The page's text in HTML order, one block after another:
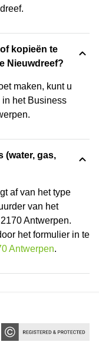
kopieën te
Nieuwdreef?
maken, kunt u
het Business
(water, gas,
af van het type
van het
Antwerpen.
het formulier in te
Antwerpen.